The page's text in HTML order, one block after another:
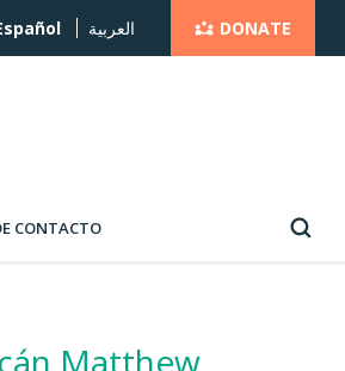
العربية DONATE
CONTACTO
Matthew